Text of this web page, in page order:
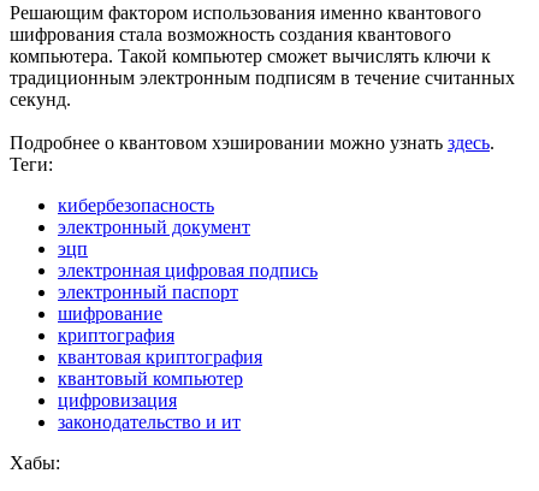
Решающим фактором использования именно квантового
шифрования стала возможность создания квантового
компьютера. Такой компьютер сможет вычислять ключи к
традиционным электронным подписям в течение считанных
секунд.
Подробнее о квантовом хэшировании можно узнать здесь.
Теги:
кибербезопасность
электронный документ
эцп
электронная цифровая подпись
электронный паспорт
шифрование
криптография
квантовая криптография
квантовый компьютер
цифровизация
законодательство и ит
Хабы: